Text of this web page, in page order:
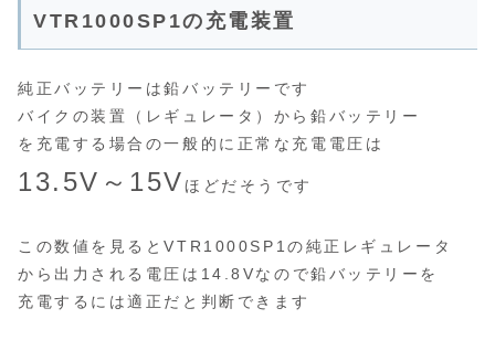
VTR1000SP1の充電装置
純正バッテリーは鉛バッテリーです
バイクの装置（レギュレータ）から鉛バッテリー
を充電する場合の一般的に正常な充電電圧は
13.5V～15Vほどだそうです
この数値を見るとVTR1000SP1の純正レギュレータ
から出力される電圧は14.8Vなので鉛バッテリーを
充電するには適正だと判断できます